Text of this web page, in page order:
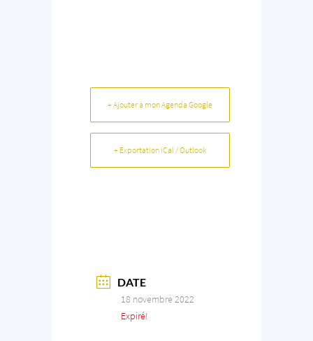
+ Ajouter à mon Agenda Google
+ Exportation iCal / Outlook
DATE
18 novembre 2022
Expiré!